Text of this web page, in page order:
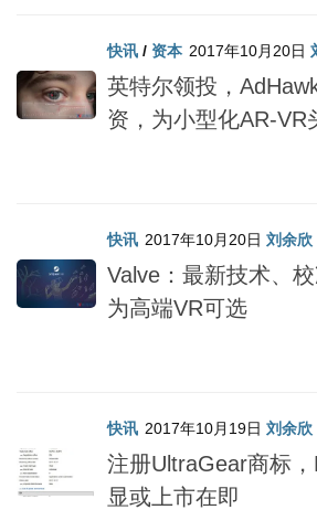
快讯 / 资本 2017年10月20日
英特尔领投，
资，为小型化AR-VR
快讯 2017年10月20日 刘余欣
Valve：最新技术、
为高端VR可选
快讯 2017年10月19日 刘余欣
注册UltraGear商标
显或上市在即